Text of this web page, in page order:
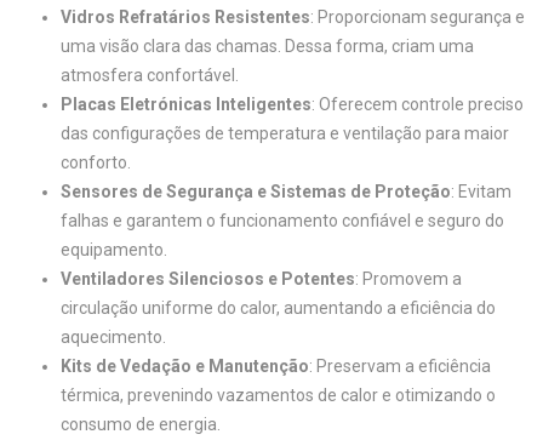
Vidros Refratários Resistentes: Proporcionam segurança e
uma visão clara das chamas. Dessa forma, criam uma
atmosfera confortável.
Placas Eletrónicas Inteligentes: Oferecem controle preciso
das configurações de temperatura e ventilação para maior
conforto.
Sensores de Segurança e Sistemas de Proteção: Evitam
falhas e garantem o funcionamento confiável e seguro do
equipamento.
Ventiladores Silenciosos e Potentes: Promovem a
circulação uniforme do calor, aumentando a eficiência do
aquecimento.
Kits de Vedação e Manutenção: Preservam a eficiência
térmica, prevenindo vazamentos de calor e otimizando o
consumo de energia.